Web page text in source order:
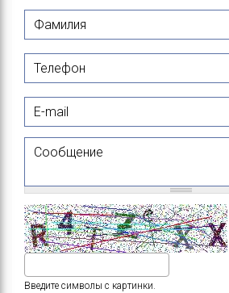
Телефон
Сообщение
Введите символы с картинки.